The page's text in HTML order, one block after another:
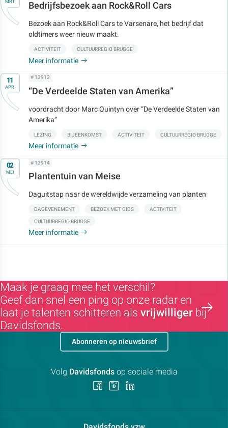
MRT Bedrijfsbezoek aan Rock&Roll Cars
Bezoek aan Rock&Roll Cars te Varsenare, het bedrijf dat
oldtimers weer nieuw maakt.
ACTIVITEIT CULTUURREGIO BRUGGE
Meer informatie
Op11
APR
# 13913
“De Verdeelde Staten van Amerika”
voordracht door Marc Quintyn over “De Verdeelde Staten van
Amerika”
LEZING BIJEENKOMST ACTIVITEIT CULTUURREGIO BRUGGE
Meer informatie
Op02
MEI
# 13914
Plantentuin van Meise
Daguitstap naar de wereldwijde verzameling van planten
DAGEVENEMENT BEZOEK MET GIDS ACTIVITEIT
CULTUURREGIO BRUGGE
Meer informatie
Maak je graag mee het verschil?
Geef dan snel een ping op onze radar en
laat je talenten schitteren als vrijwilliger bij
Davidsfonds.
Contactpersoon:
Abonneren op nieuwsbrief
Volg Davidsfondsop sociale media
Volg Volg